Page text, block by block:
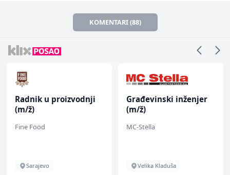
KOMENTARI (88)
Radnik u proizvodnji
(m/ž)
Fine Food
Sarajevo
Građevinski inženjer
(m/ž)
MC-Stella
Velika Kladuša